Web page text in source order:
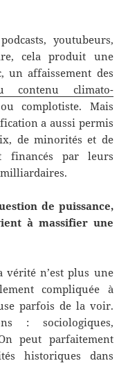
youtubeurs,
cela produit une
un affaissement des
contenu climato-
complotiste. Mais
a aussi permis
de minorités et de
financés par leurs
milliardaires.
de puissance,
à massifier une
vérité n’est plus une
compliquée à
parfois de la voir.
: sociologiques,
peut parfaitement
historiques dans